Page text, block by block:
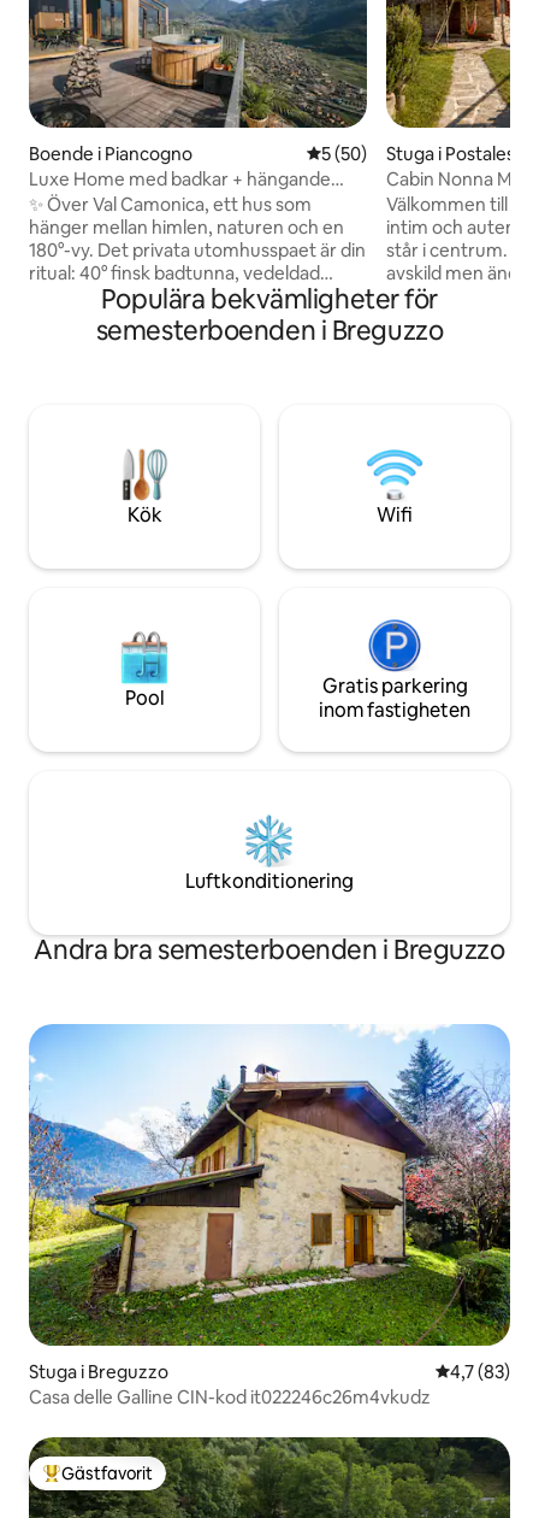
Boende i Piancogno 5 av 5 i genomsnittligt
5 (50)
Luxe Home med badkar + hängande
bastu i bergen
✨ Över Val Camonica, ett hus som
hänger mellan himlen, naturen och en
180°-vy. Det privata utomhusspaet är din
ritual: 40° finsk badtunna, vedeldad
bastu och varm dusch under stjärnorna.
🛏️ King-svit + dubbel mezzanin, 🛋️
Vardagsrum med glasväggar och utsikt
att uppleva långsamt, bland ljus, trä och
alpint lugn, med dalen framför dina ögon
och tiden som går långsammare för dig.
Stuga i Postalesio
Cabin Nonna
naturreservat
Välkommen till
intim och
står i centrum.
avskild men ändå
sällsynt balans
avskildhet utan
komforten. Runt omkring finns inget
välkomnar,
hitta tid och
för dem du älskar.
Populära bekvämligheter för
semesterboenden i Breguzzo
Kök Wifi
Pool
Gratis parkering
inom fastigheten
Luftkonditionering
Andra bra semesterboenden i Breguzzo
Stuga i Breguzzo 4,7 av 5 i
4,7 (83)
Casa delle Galline CIN-kod it022246c26m4vkudz
Populär gästfavorit
Gästfavorit